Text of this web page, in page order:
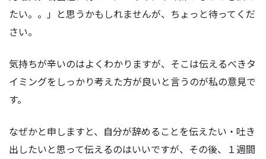
たい。。」と思うかもしれませんが、ちょっと待ってくだ
さい。
気持ちが辛いのはよくわかりますが、そこは伝えるべきタ
イミングをしっかり考えた方が良いと言うのが私の意見で
す。
なぜかと申しますと、自分が辞めることを伝えたい・吐き
出したいと思って伝えるのはいいですが、その後、１週間